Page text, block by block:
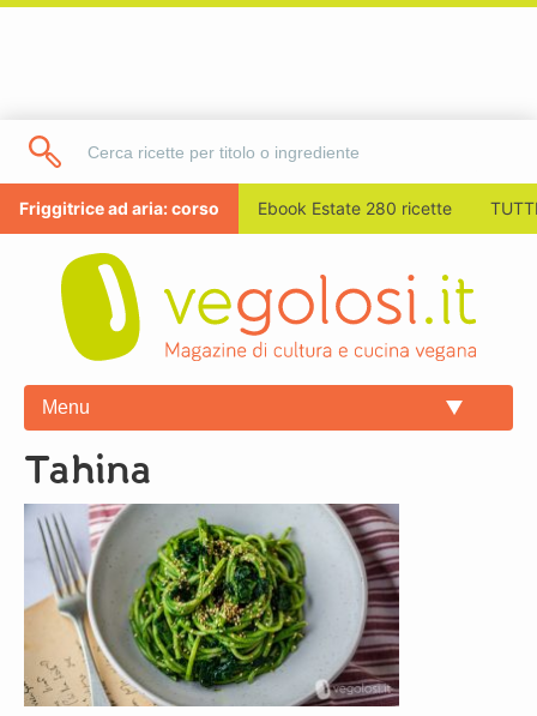
Friggitrice ad aria: corso Ebook Estate 280 ricette
Menu
tahina